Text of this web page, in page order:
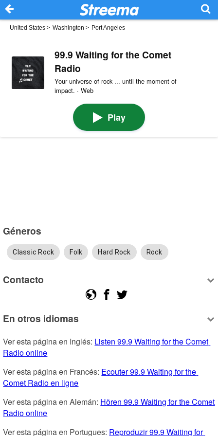
United States > Washington > Port Angeles
99.9 Waiting for the Comet
Radio
Your universe of rock ... until the moment of
impact. · Web
Play
Géneros
Classic Rock Folk Hard Rock Rock
Contacto
En otros idiomas
Ver esta página en Inglés: Listen 99.9 Waiting for the Comet
Radio online
Ver esta página en Francés: Ecouter 99.9 Waiting for the
Comet Radio en ligne
Ver esta página en Alemán: Hören 99.9 Waiting for the Comet
Radio online
Ver esta página en Portugues: Reproduzir 99.9 Waiting for